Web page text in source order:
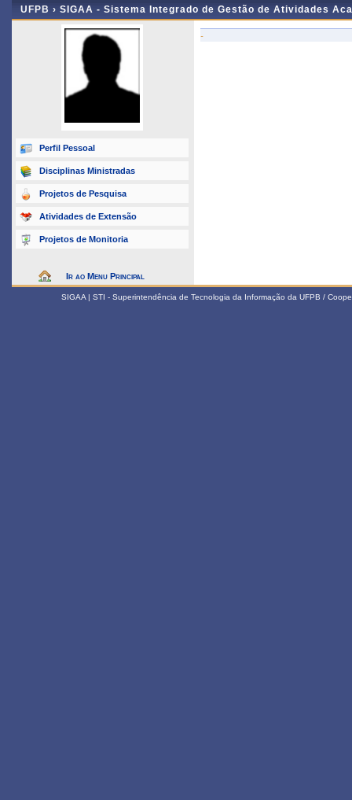
UFPB › SIGAA - Sistema Integrado de Gestão de Atividades
Perfil Pessoal
Disciplinas Ministradas
Projetos de Pesquisa
Atividades de Extensão
Projetos de Monitoria
Ir ao Menu Principal
-
SIGAA | STI - Superintendência de Tecnologia da Informação da UFPB /